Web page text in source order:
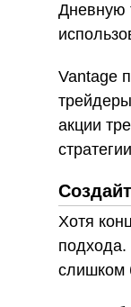
Дневную
Vantage
акции
Хотя
подхода.
слишком